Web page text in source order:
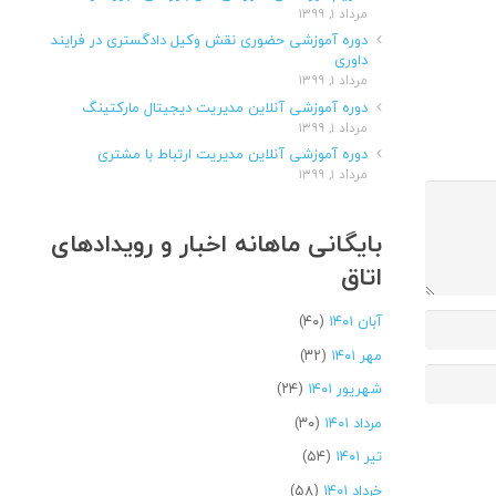
مرداد ۱, ۱۳۹۹
دوره آموزشی حضوری نقش وکیل دادگستری در فرایند
داوری
مرداد ۱, ۱۳۹۹
دوره آموزشی آنلاین مدیریت دیجیتال مارکتینگ
مرداد ۱, ۱۳۹۹
دوره آموزشی آنلاین مدیریت ارتباط با مشتری
مرداد ۱, ۱۳۹۹
بایگانی ماهانه اخبار و رویدادهای
اتاق
آبان ۱۴۰۱
(۴۰)
مهر ۱۴۰۱
(۳۲)
شهریور ۱۴۰۱
(۲۴)
مرداد ۱۴۰۱
(۳۰)
تیر ۱۴۰۱
(۵۴)
خرداد ۱۴۰۱
(۵۸)